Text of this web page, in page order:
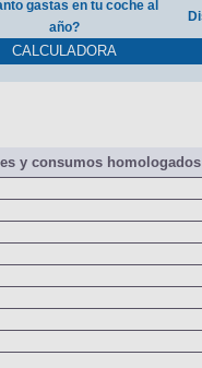
gastas en tu coche al
año?
CALCULADORA
y consumos homologados